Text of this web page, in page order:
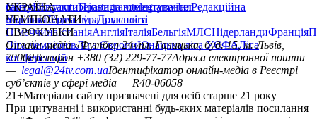
сайтуКонтактиПравила коментуванняРедакційна
політикаСтруктура власності
facebookxyoutubeinstagramtelegramviber
УКРАЇНА
УкраїнаПерша лігаДруга ліга
ЧЕМПІОНАТИ
НімеччинаІспаніяАнгліяІталіяБельгіяМЛСНідерландиФранція
ЄВРОКУБКИ
Ліга чемпіонівЛіга ЄвропиЮнацька ліга УЄФАЛіга
конференцій
Онлайн-медіа «Футбол 24»пл. Галицька, буд. 15, м. Львів,
79008Телефон +380 (32) 229-77-77Адреса електронної пошти
— legal@24tv.com.uaІдентифікатор онлайн-медіа в Реєстрі
суб’єктів у сфері медіа — R40-06058
21+Матеріали сайту призначені для осіб старше 21 року
При цитуванні і використанні будь-яких матеріалів посилання